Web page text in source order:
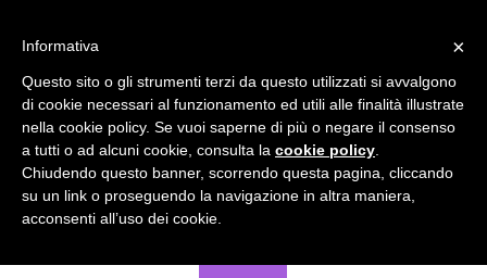
Il Blog del Garden Club di Bologna
accetta l'uso dei cookies previsto nella pagina dedicata.
Fai clic per abilitare/disabilitare il tracciamento di
Google Analytics.
OK Privacy e cookie policy
×
Informativa
Questo sito o gli strumenti terzi da questo utilizzati si avvalgono
di cookie necessari al funzionamento ed utili alle finalità illustrate
nella cookie policy. Se vuoi saperne di più o negare il consenso
a tutti o ad alcuni cookie, consulta la cookie policy
Chiudendo questo banner, scorrendo questa pagina, cliccando
su un link o proseguendo la navigazione in altra maniera,
acconsenti all’uso dei cookie.